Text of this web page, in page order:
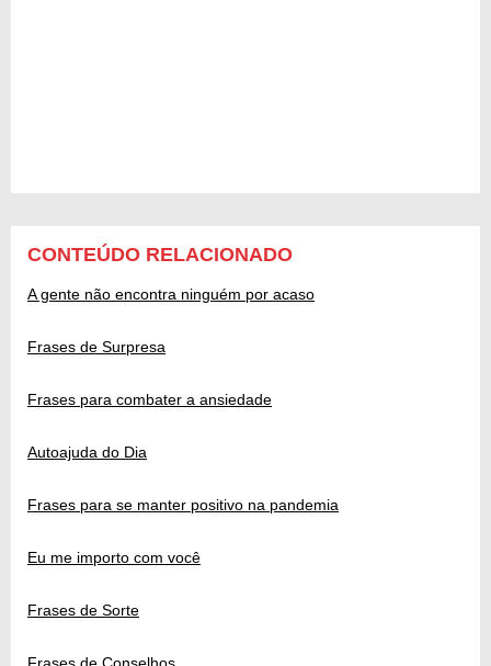
CONTEÚDO RELACIONADO
A gente não encontra ninguém por acaso
Frases de Surpresa
Frases para combater a ansiedade
Autoajuda do Dia
Frases para se manter positivo na pandemia
Eu me importo com você
Frases de Sorte